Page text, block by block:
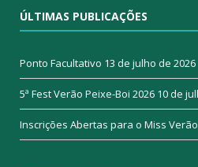
ÚLTIMAS PUBLICAÇÕES
Ponto Facultativo 13 de julho de 2026
5ª Fest Verão Peixe-Boi 2026 10 de
Inscrições Abertas para o Miss